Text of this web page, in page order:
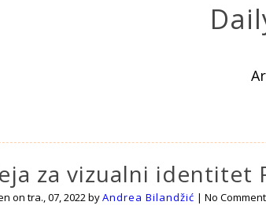
za vizualni identitet
ontra., 07, 2022byAndrea Bilandžić |No